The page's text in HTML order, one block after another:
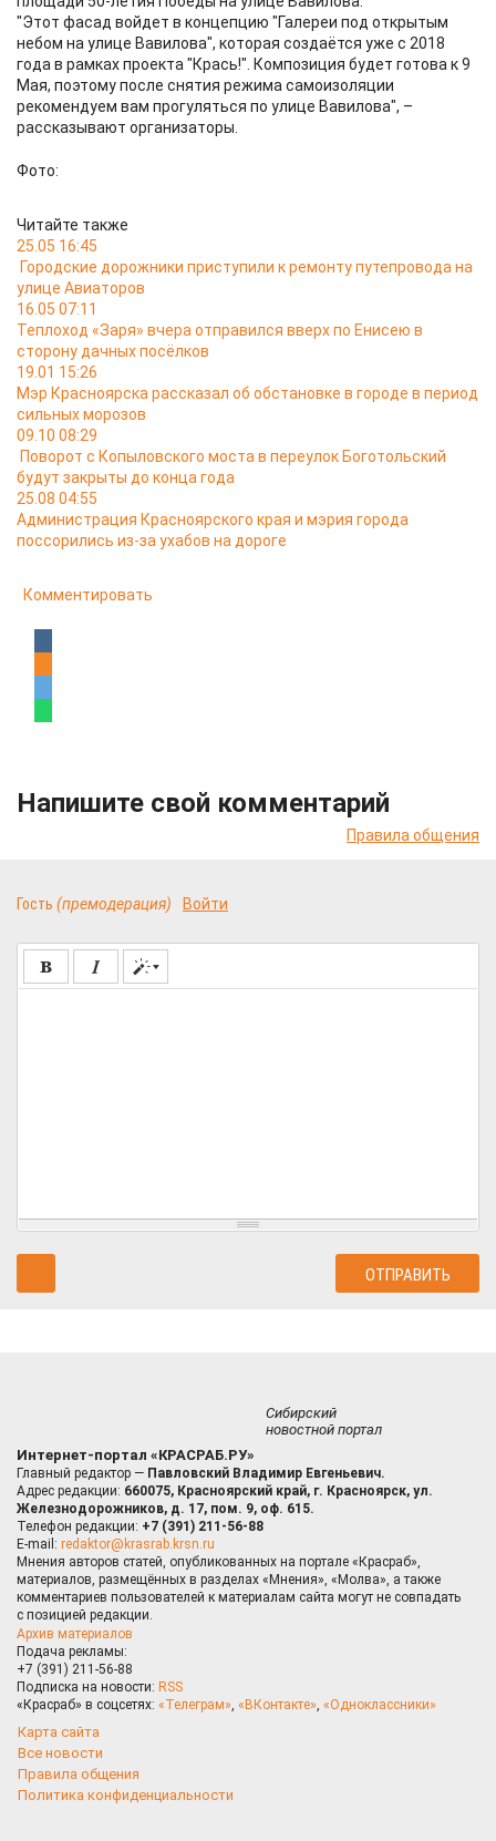
"Этот фасад войдет в концепцию "Галереи под открытым
небом на улице Вавилова", которая создаётся уже с 2018
года в рамках проекта "Крась!". Композиция будет готова к 9
Мая, поэтому после снятия режима самоизоляции
рекомендуем вам прогуляться по улице Вавилова", –
рассказывают организаторы.
Фото:
Читайте также
25.05 16:45
Городские дорожники приступили к ремонту путепровода на
улице Авиаторов
16.05 07:11
Теплоход «Заря» вчера отправился вверх по Енисею в
сторону дачных посёлков
19.01 15:26
Мэр Красноярска рассказал об обстановке в городе в период
сильных морозов
09.10 08:29
Поворот с Копыловского моста в переулок Боготольский
будут закрыты до конца года
25.08 04:55
Администрация Красноярского края и мэрия города
поссорились из-за ухабов на дороге
Комментировать
Напишите свой комментарий
Правила общения
Гость (премодерация) Войти
Сибирский
новостной портал
Интернет-портал «КРАСРАБ.РУ»
Главный редактор — Павловский Владимир Евгеньевич.
Адрес редакции: 660075, Красноярский край, г. Красноярск, ул.
Железнодорожников, д. 17, пом. 9, оф. 615.
Телефон редакции: +7 (391) 211-56-88
E-mail: redaktor@krasrab.krsn.ru
Мнения авторов статей, опубликованных на портале «Красраб»,
материалов, размещённых в разделах «Мнения», «Молва», а также
комментариев пользователей к материалам сайта могут не совпадать
с позицией редакции.
Архив материалов
Подача рекламы:
+7 (391) 211-56-88
Подписка на новости: RSS
«Красраб» в соцсетях: «Телеграм», «ВКонтакте», «Одноклассники»
Карта сайта
Все новости
Правила общения
Политика конфиденциальности